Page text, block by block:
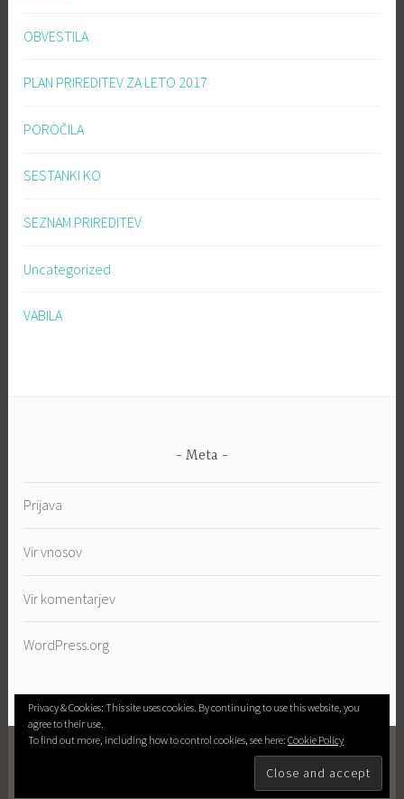
OBVESTILA
PLAN PRIREDITEV ZA LETO 2017
POROČILA
SESTANKI KO
SEZNAM PRIREDITEV
Uncategorized
VABILA
Meta
Prijava
Vir vnosov
Vir komentarjev
WordPress.org
PROUDLY POWERED BY WORDPRESS | THEME:
AUTOMATTIC.
Privacy & Cookies: This site uses cookies. By continuing to use this website, you
agree to their use.
To find out more, including how to control cookies, see here: Cookie Policy